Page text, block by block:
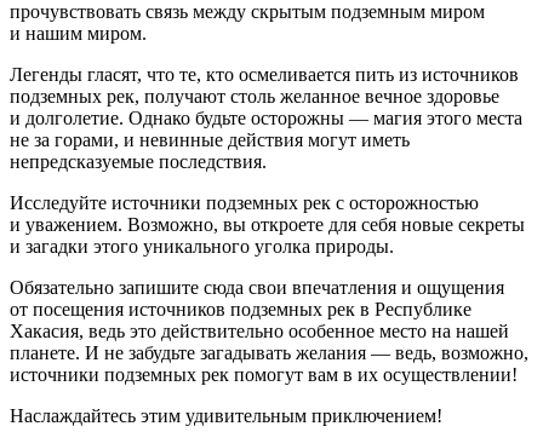
прочувствовать связь между скрытым подземным миром
и нашим миром.
Легенды гласят, что те, кто осмеливается пить из источников
подземных рек, получают столь желанное вечное здоровье
и долголетие. Однако будьте осторожны — магия этого места
не за горами, и невинные действия могут иметь
непредсказуемые последствия.
Исследуйте источники подземных рек с осторожностью
и уважением. Возможно, вы откроете для себя новые секреты
и загадки этого уникального уголка природы.
Обязательно запишите сюда свои впечатления и ощущения
от посещения источников подземных рек в Республике
Хакасия, ведь это действительно особенное место на нашей
планете. И не забудьте загадывать желания — ведь, возможно,
источники подземных рек помогут вам в их осуществлении!
Наслаждайтесь этим удивительным приключением!